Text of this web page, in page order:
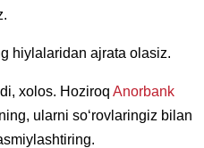
hiylalaridan ajrata olasiz.
xolos. Hoziroq Anorbank
ularni so‘rovlaringiz bilan